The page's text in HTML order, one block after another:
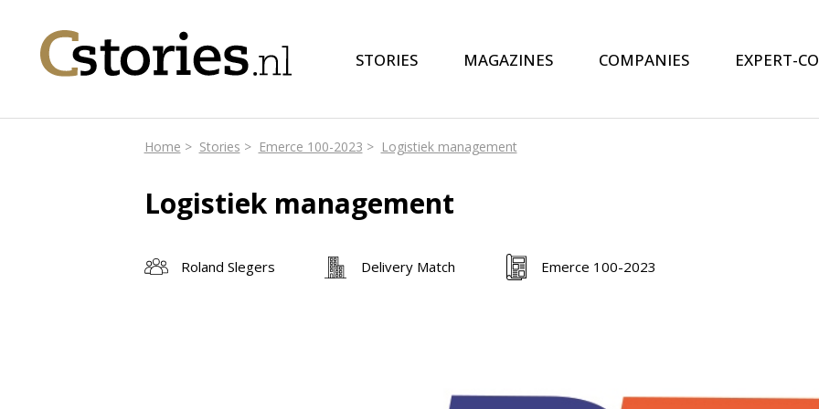
STORIES MAGAZINES COMPANIES EXPERT-
Home Stories Emerce 100-2023 Logistiek management
Logistiek management
Roland Slegers Delivery Match Emerce 100-2023